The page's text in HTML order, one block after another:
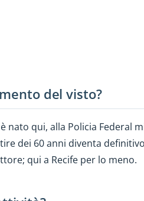
del visto?
nato qui, alla Policia Federal
dei 60 anni diventa
qui a Recife per lo meno.